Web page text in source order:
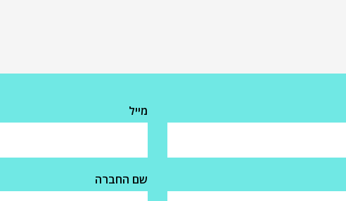
מייל
שם החברה